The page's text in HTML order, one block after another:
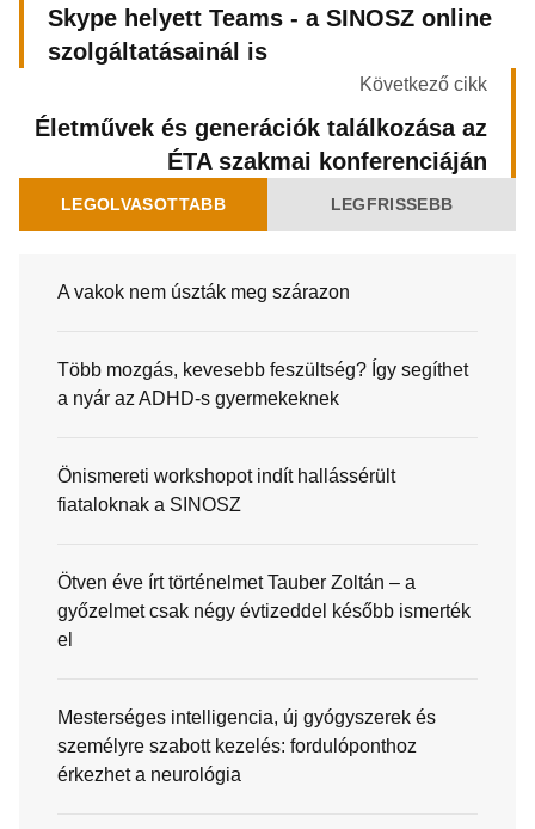
Skype helyett Teams - a SINOSZ online
szolgáltatásainál is
Következő cikk
Életművek és generációk találkozása az
ÉTA szakmai konferenciáján
LEGOLVASOTTABB LEGFRISSEBB
A vakok nem úszták meg szárazon
Több mozgás, kevesebb feszültség? Így segíthet
a nyár az ADHD-s gyermekeknek
Önismereti workshopot indít hallássérült
fiataloknak a SINOSZ
Ötven éve írt történelmet Tauber Zoltán – a
győzelmet csak négy évtizeddel később ismerték
el
Mesterséges intelligencia, új gyógyszerek és
személyre szabott kezelés: fordulóponthoz
érkezhet a neurológia